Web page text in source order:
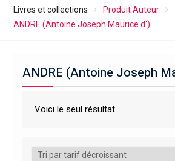
Livres et collections
Produit Auteur
ANDRE (Antoine Joseph Maurice d')
ANDRE (Antoine Joseph
Voici le seul résultat